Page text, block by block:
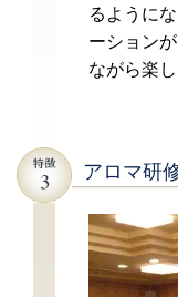
るように
ーション
ながら楽
アロマ研